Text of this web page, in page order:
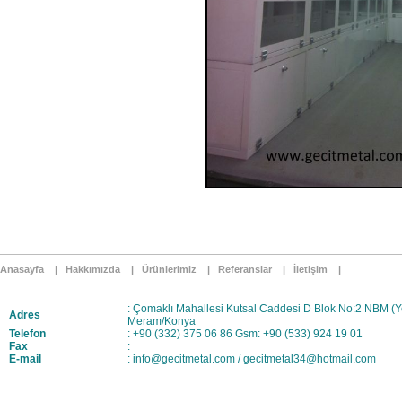
Anasayfa | Hakkımızda | Ürünlerimiz | Referanslar | İletişim |
Adres
: Çomaklı Mahallesi Kutsal Caddesi D Blok No:2 NBM
Meram/Konya
Telefon
: +90 (332) 375 06 86 Gsm: +90 (533) 924 19 01
Fax
:
E-mail
: info@gecitmetal.com /gecitmetal34@hotmail.com